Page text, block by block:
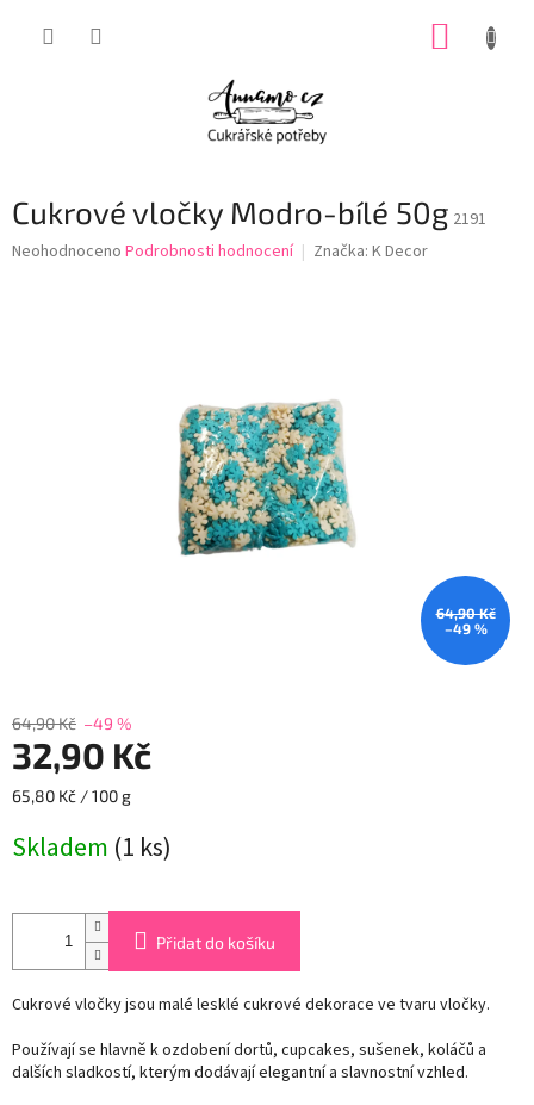
Cukrové vločky Modro-bílé 50g 2191
Průměrné
Neohodnoceno Podrobnosti hodnocení Značka: K Decor
64,90 Kč
–49 %
64,90 Kč –49 %
32,90 Kč
Měrná
65,80 Kč / 100 g
Skladem (1 ks)
Přidat do košíku
Cukrové vločky jsou malé lesklé cukrové dekorace ve tvaru vločky.
Používají se hlavně k ozdobení dortů, cupcakes, sušenek, koláčů a
dalších sladkostí, kterým dodávají elegantní a slavnostní vzhled.